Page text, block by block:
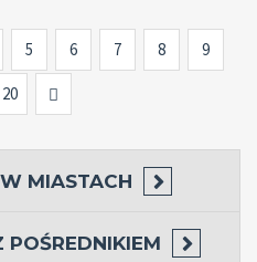
5 6 7 8 9
20
MIASTACH
POŚREDNIKIEM